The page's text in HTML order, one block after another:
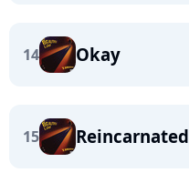
14 Okay
15 Reincarnated